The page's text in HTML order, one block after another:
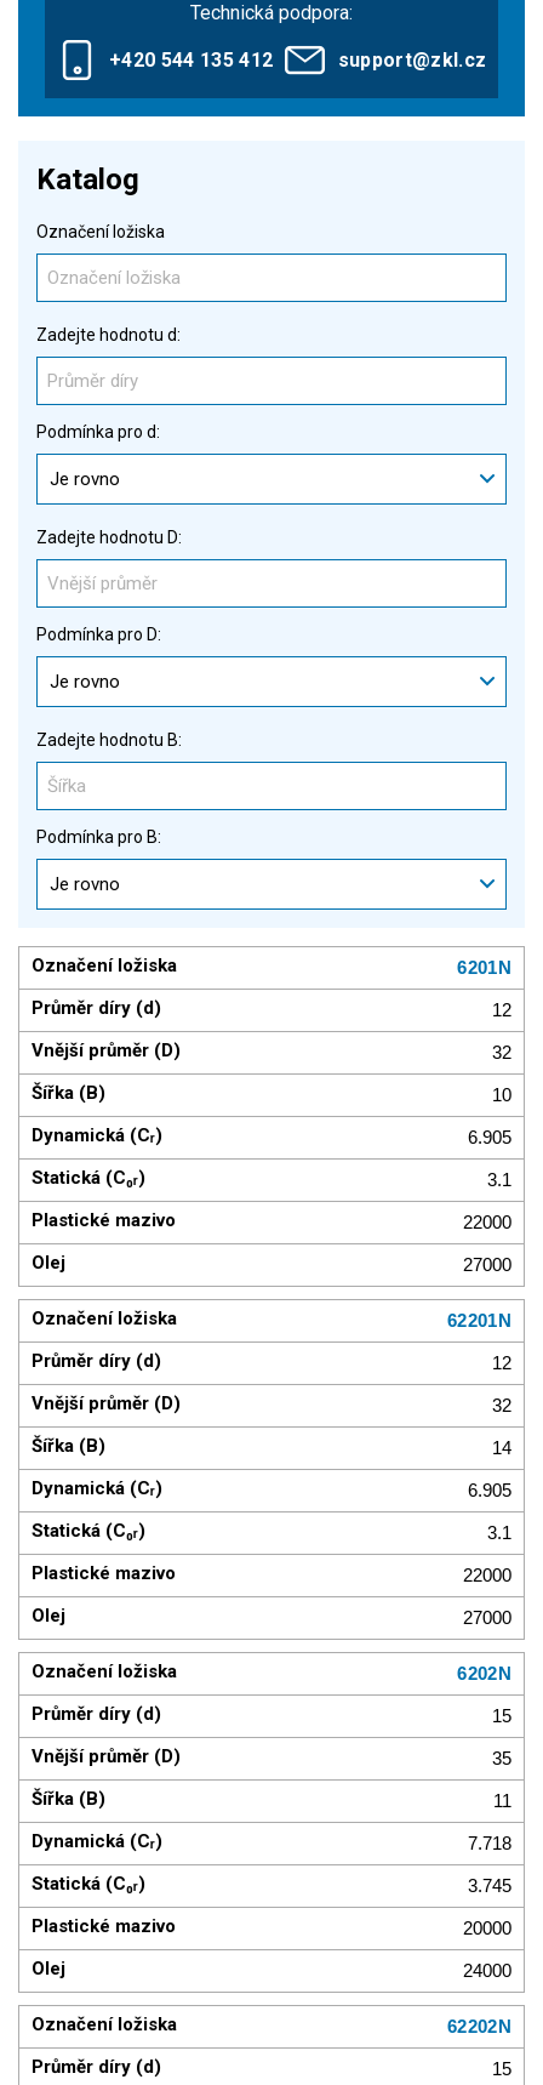
Technická podpora:
+420 544 135 412 support@zkl.cz
Katalog
Označení ložiska
Zadejte hodnotu d:
Podmínka pro d:
Je rovno
Zadejte hodnotu D:
Podmínka pro D:
Je rovno
Zadejte hodnotu B:
Podmínka pro B:
Je rovno
6201N
12
32
10
6.905
3.1
22000
27000
62201N
12
32
14
6.905
3.1
22000
27000
6202N
15
35
11
7.718
3.745
20000
24000
62202N
15